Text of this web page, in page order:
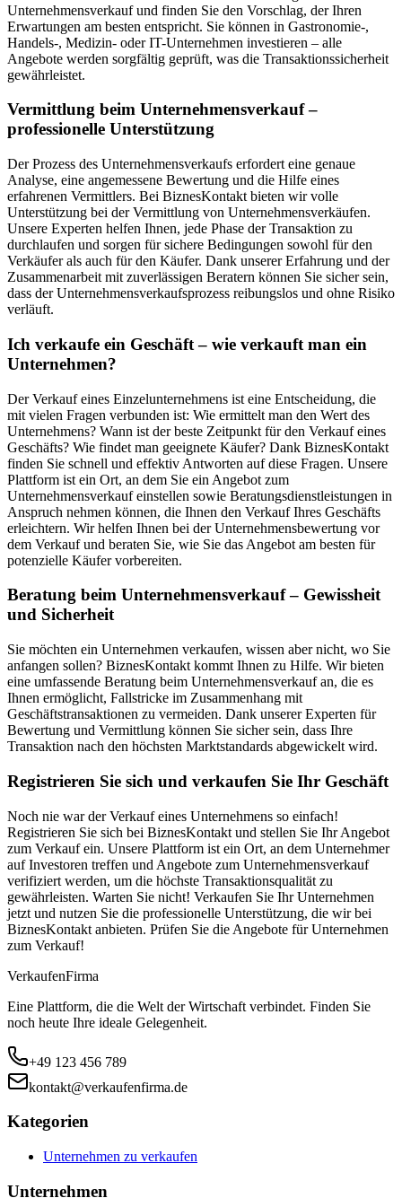
Unternehmensverkauf und finden Sie den Vorschlag, der Ihren
Erwartungen am besten entspricht. Sie können in Gastronomie-,
Handels-, Medizin- oder IT-Unternehmen investieren – alle
Angebote werden sorgfältig geprüft, was die Transaktionssicherheit
gewährleistet.
Vermittlung beim Unternehmensverkauf –
professionelle Unterstützung
Der Prozess des Unternehmensverkaufs erfordert eine genaue
Analyse, eine angemessene Bewertung und die Hilfe eines
erfahrenen Vermittlers. Bei BiznesKontakt bieten wir volle
Unterstützung bei der Vermittlung von Unternehmensverkäufen.
Unsere Experten helfen Ihnen, jede Phase der Transaktion zu
durchlaufen und sorgen für sichere Bedingungen sowohl für den
Verkäufer als auch für den Käufer. Dank unserer Erfahrung und der
Zusammenarbeit mit zuverlässigen Beratern können Sie sicher sein,
dass der Unternehmensverkaufsprozess reibungslos und ohne Risiko
verläuft.
Ich verkaufe ein Geschäft – wie verkauft man ein
Unternehmen?
Der Verkauf eines Einzelunternehmens ist eine Entscheidung, die
mit vielen Fragen verbunden ist: Wie ermittelt man den Wert des
Unternehmens? Wann ist der beste Zeitpunkt für den Verkauf eines
Geschäfts? Wie findet man geeignete Käufer? Dank BiznesKontakt
finden Sie schnell und effektiv Antworten auf diese Fragen. Unsere
Plattform ist ein Ort, an dem Sie ein Angebot zum
Unternehmensverkauf einstellen sowie Beratungsdienstleistungen in
Anspruch nehmen können, die Ihnen den Verkauf Ihres Geschäfts
erleichtern. Wir helfen Ihnen bei der Unternehmensbewertung vor
dem Verkauf und beraten Sie, wie Sie das Angebot am besten für
potenzielle Käufer vorbereiten.
Beratung beim Unternehmensverkauf – Gewissheit
und Sicherheit
Sie möchten ein Unternehmen verkaufen, wissen aber nicht, wo Sie
anfangen sollen? BiznesKontakt kommt Ihnen zu Hilfe. Wir bieten
eine umfassende Beratung beim Unternehmensverkauf an, die es
Ihnen ermöglicht, Fallstricke im Zusammenhang mit
Geschäftstransaktionen zu vermeiden. Dank unserer Experten für
Bewertung und Vermittlung können Sie sicher sein, dass Ihre
Transaktion nach den höchsten Marktstandards abgewickelt wird.
Registrieren Sie sich und verkaufen Sie Ihr Geschäft
Noch nie war der Verkauf eines Unternehmens so einfach!
Registrieren Sie sich bei BiznesKontakt und stellen Sie Ihr Angebot
zum Verkauf ein. Unsere Plattform ist ein Ort, an dem Unternehmer
auf Investoren treffen und Angebote zum Unternehmensverkauf
verifiziert werden, um die höchste Transaktionsqualität zu
gewährleisten. Warten Sie nicht! Verkaufen Sie Ihr Unternehmen
jetzt und nutzen Sie die professionelle Unterstützung, die wir bei
BiznesKontakt anbieten. Prüfen Sie die Angebote für Unternehmen
zum Verkauf!
VerkaufenFirma
Eine Plattform, die die Welt der Wirtschaft verbindet. Finden Sie
noch heute Ihre ideale Gelegenheit.
+49 123 456 789
kontakt@verkaufenfirma.de
Kategorien
Unternehmen zu verkaufen
Unternehmen